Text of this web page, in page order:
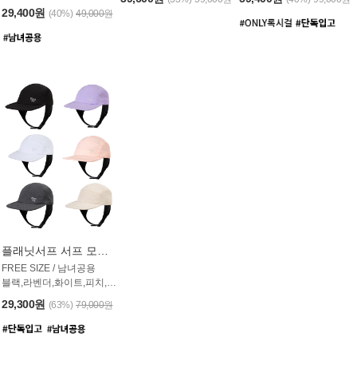
29,400원 (40%) 49,000원
플래닛서프 서프 모자 UAC007PS
FREE SIZE / 남녀공용
블랙,라벤더,화이트,피치,그레이,오트밀 6컬러
29,300원 (63%) 79,000원